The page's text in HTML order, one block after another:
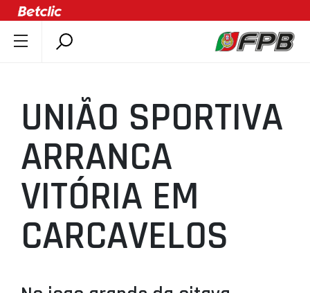
DOCUMENTOS
ÚLTIMAS
COMPETIÇÕES
ASSOCIAÇÕES
CLUBES
AGENTES
AGENDA
MINIBASQUETE
UNIÃO SPORTIVA
ARRANCA
VITÓRIA EM
CARCAVELOS